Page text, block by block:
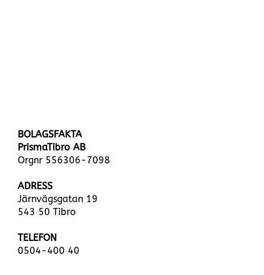
BOLAGSFAKTA
PrismaTibro AB
Orgnr 556306-7098
ADRESS
Järnvägsgatan 19
543 50 Tibro
TELEFON
0504-400 40